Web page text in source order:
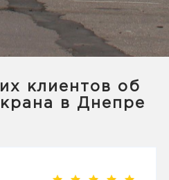
клиентов об
в Днепре